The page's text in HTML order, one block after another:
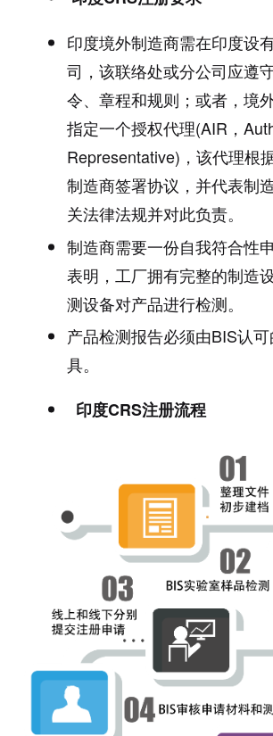
印度境外制造商需在印度设
司，该联络处或分公司应遵
令、章程和规则；或者，境
指定一个授权代理(AIR，
Representative)，该代理根
制造商签署协议，并代表制
关法律法规并对此负责。
制造商需要一份自我符合性
表明，工厂拥有完整的制造
测设备对产品进行检测。
产品检测报告必须由BIS认
具。
印度CRS注册流程